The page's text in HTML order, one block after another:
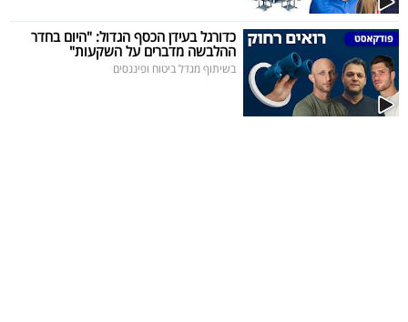
מייל
אדום
פרסמו
כדורגל בעידן הכסף הגדול: "היום בחדר
ההלבשה מדברים על השקעות"
בשיתוף מגדל ביטוח ופיננסים